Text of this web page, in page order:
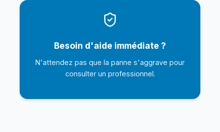
Besoin d'aide immédiate ?
N'attendez pas que la panne s'aggrave pour
consulter un professionnel.